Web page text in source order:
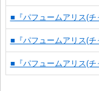
■『パフュームアリス(
■『パフュームアリス(チ
■『パフュームアリス(